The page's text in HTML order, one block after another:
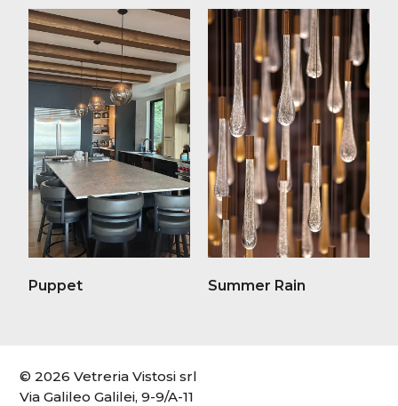
Puppet Summer Rain
© 2026 Vetreria Vistosi srl
Via Galileo Galilei, 9-9/A-11